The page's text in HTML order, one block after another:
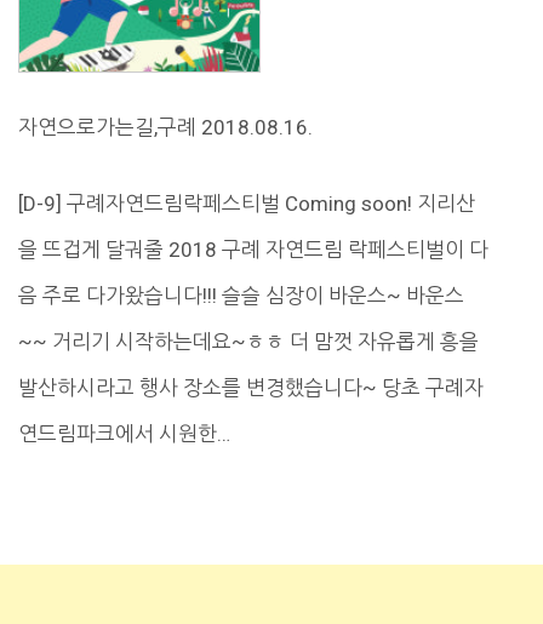
자연으로가는길,구례 2018.08.16.
[D-9] 구례자연드림락페스티벌 Coming soon! 지리산
을 뜨겁게 달궈줄 2018 구례 자연드림 락페스티벌이 다
음 주로 다가왔습니다!!! 슬슬 심장이 바운스~ 바운스
~~ 거리기 시작하는데요~ㅎㅎ 더 맘껏 자유롭게 흥을
발산하시라고 행사 장소를 변경했습니다~ 당초 구례자
연드림파크에서 시원한…